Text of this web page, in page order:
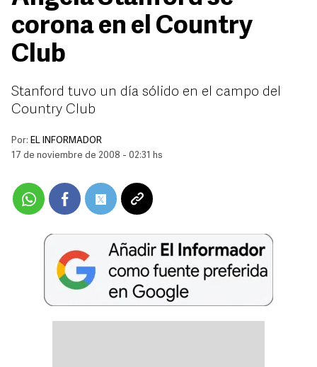
corona en el Country
Club
Stanford tuvo un día sólido en el campo del
Country Club
Por: EL INFORMADOR
17 de noviembre de 2008 - 02:31 hs